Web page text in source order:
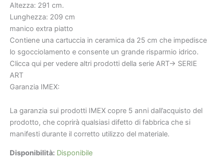
€104.42
Altezza: 291 cm.
Lunghezza: 209 cm
manico extra piatto
Contiene una cartuccia in ceramica da 25 cm che impedisce
lo sgocciolamento e consente un grande risparmio idrico.
Clicca qui per vedere altri prodotti della serie ART-> SERIE
ART
Garanzia IMEX:
La garanzia sui prodotti IMEX copre 5 anni dall’acquisto del
prodotto, che coprirà qualsiasi difetto di fabbrica che si
manifesti durante il corretto utilizzo del materiale.
Disponibilità: Disponibile